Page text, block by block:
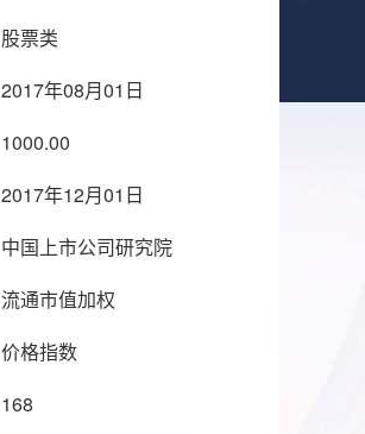
股票类
2017年08月01日
1000.00
2017年12月01日
中国上市公司研究院
流通市值加权
价格指数
168